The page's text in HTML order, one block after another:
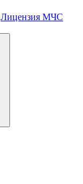
Лицензия МЧС